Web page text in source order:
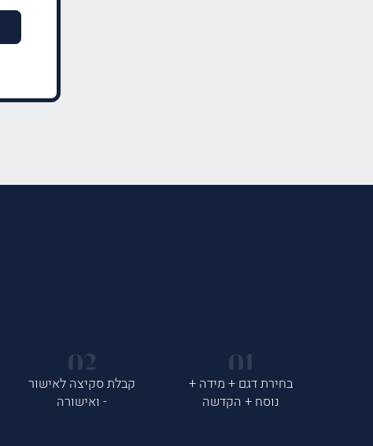
בחירת דגם + מידה +
נוסח + הקדשה
קבלת סקיצה לאישור
- ואישורה